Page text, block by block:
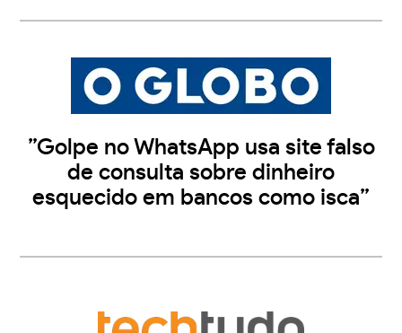
”Golpe no WhatsApp usa site falso
de consulta sobre dinheiro
esquecido em bancos como isca”